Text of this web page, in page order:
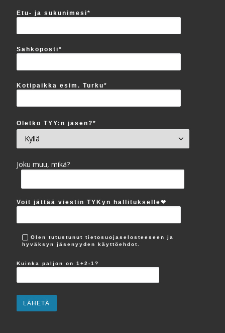
Etu- ja sukunimesi*
Sähköposti*
Kotipaikka esim. Turku*
Oletko TYY:n jäsen?*
Joku muu, mikä?
Voit jättää viestin TYKyn hallitukselle‪❤︎
Olen tutustunut tietosuojaselosteeseen ja
hyväksyn jäsenyyden käyttöehdot.
Kuinka paljon on 1+2-1?